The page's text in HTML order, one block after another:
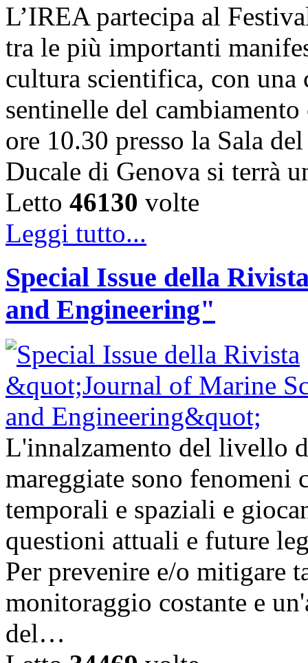
L’IREA partecipa al
tra le più importanti
cultura scientifica, con
sentinelle del
ore 10.30 presso la Sala
Ducale di Genova si terrà
Letto 46130 volte
Leggi tutto...
Special Issue della
and Engineering"
L'innalzamento del livello
mareggiate sono fenomeni
temporali e spaziali e
questioni attuali e future
Per prevenire e/o mitigare
monitoraggio costante e
del…